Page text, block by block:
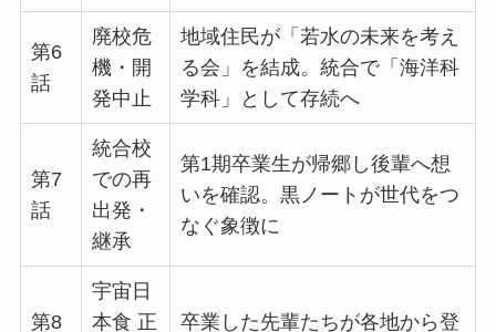
第6
話
廃校危
機・開
発中止
地域住民が「若水の未来を考え
る会」を結成。統合で「海洋科
学科」として存続へ
第7
話
統合校
での再
出発・
継承
第1期卒業生が帰郷し後輩へ想
いを確認。黒ノートが世代をつ
なぐ象徴に
第8
宇宙日
本食 正
卒業した先輩たちが各地から登